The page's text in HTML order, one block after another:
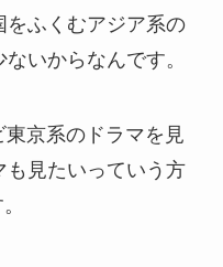
をふくむアジア系の
いからなんです。
京系のドラマを見
も見たいっていう方